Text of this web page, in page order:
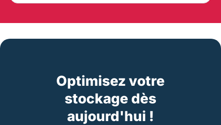
Optimisez votre
stockage dès
aujourd'hui !